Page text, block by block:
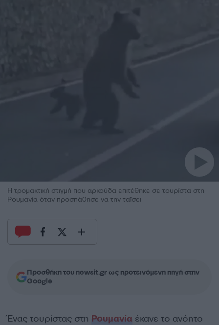
Η τρομακτική στιγμή που αρκούδα επιτέθηκε σε τουρίστα στη
Ρουμανία όταν προσπάθησε να την ταΐσει
Προσθήκη του newsit.gr ως προτεινόμενη πηγή στην
Google
Ένας τουρίστας στη Ρουμανία έκανε το ανόητο